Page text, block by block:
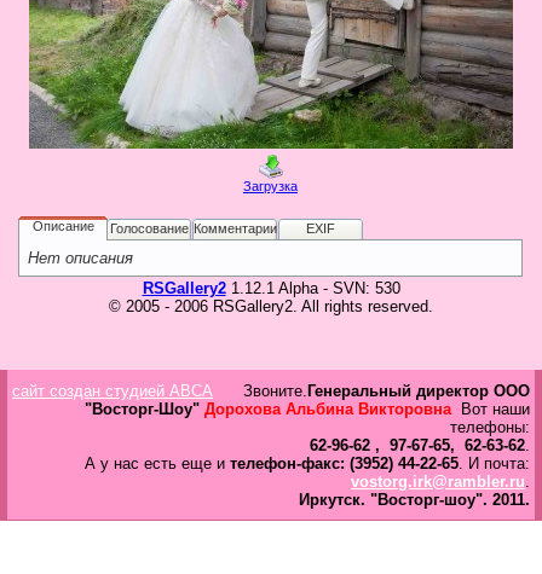
Статьи
Галерея
Гостевая
Пользователь
Пароль
Запомнить
Загрузка
Описание Голосование Комментарии EXIF
Нет описания
RSGallery21.12.1 Alpha - SVN: 530
© 2005 - 2006 RSGallery2. All rights reserved.
сайт создан студией ABCA Звоните. Генеральный директор ООО
"Восторг-Шоу" Дорохова Альбина ВикторовнаВот наши
телефоны:
62-96-62 , 97-67-65, 62-63-62.
А у нас есть еще и телефон-факс: (3952) 44-22-65. И почта:
vostorg.irk@rambler.ru.
Иркутск. "Восторг-шоу". 2011.